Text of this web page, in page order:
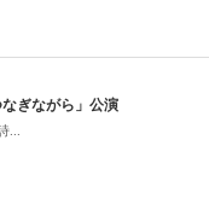
ぎながら」公演
...